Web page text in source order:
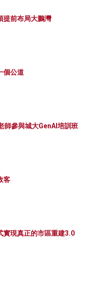
提前布局大鵬灣
個公道
師參與城大GenAI培訓班
客
實現真正的市區重建3.0